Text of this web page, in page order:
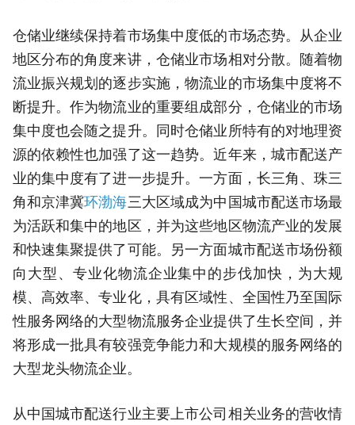
仓储业继续保持着市场集中度低的市场态势。从企业
地区分布的角度来讲，仓储业市场相对分散。随着物
流业振兴规划的逐步实施，物流业的市场集中度将不
断提升。作为物流业的重要组成部分，仓储业的市场
集中度也会随之提升。同时仓储业所特有的对地理资
源的依赖性也加强了这一趋势。近年来，城市配送产
业的集中度有了进一步提升。一方面，长三角、珠三
角和京津冀环渤海三大区域成为中国城市配送市场最
为活跃和集中的地区，并为这些地区物流产业的发展
和快速集聚提供了可能。另一方面城市配送市场份额
向大型、专业化物流企业集中的步伐加快，为大规
模、高效率、专业化，具有区域性、全国性乃至国际
性服务网络的大型物流服务企业提供了生长空间，并
将形成一批具有较强竞争能力和大规模的服务网络的
大型龙头物流企业。
从中国城市配送行业主要上市公司相关业务的营收情